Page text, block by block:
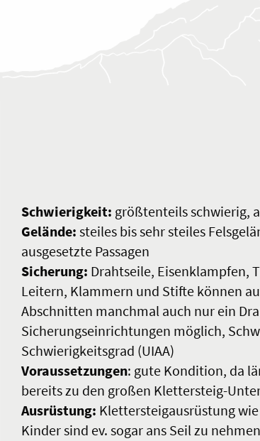
Schwierigkeit: größtenteils schwierig,
Gelände: steiles bis sehr steiles
ausgesetzte Passagen
Sicherung: Drahtseile, Eisenklampfen,
Leitern, Klammern und Stifte können
Abschnitten manchmal auch nur ein
Sicherungseinrichtungen möglich,
Schwierigkeitsgrad (UIAA)
Voraussetzungen: gute Kondition, da
bereits zu den großen Klettersteig-
Ausrüstung: Klettersteigausrüstung
Kinder sind ev. sogar ans Seil zu